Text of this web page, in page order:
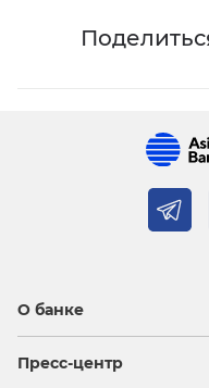
О банке
Пресс-центр